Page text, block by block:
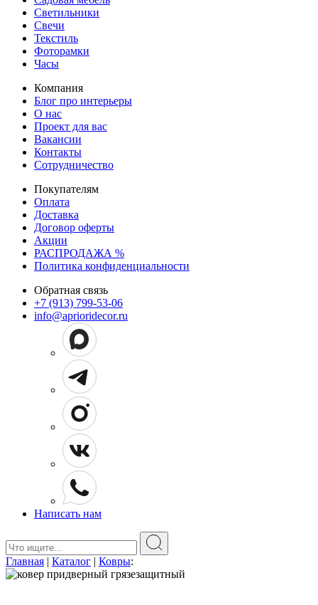
Светильники
Свечи
Текстиль
Фоторамки
Часы
Компания
Блог про интерьеры
О нас
Проект для вас
Вакансии
Контакты
Сотрудничество
Покупателям
Оплата
Доставка
Договор оферты
Акции
РАСПРОДАЖА %
Политика конфиденциальности
Обратная связь
+7 (913) 799-53-06
info@aprioridecor.ru
Написать нам
Главная | Каталог | Ковры: